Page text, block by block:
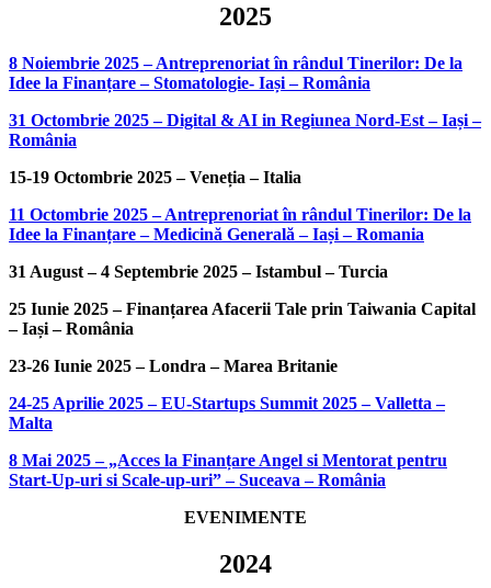
2025
8 Noiembrie 2025 – Antreprenoriat în rândul Tinerilor: De la
Idee la Finanțare – Stomatologie- Iași – România
31 Octombrie 2025 – Digital & AI in Regiunea Nord-Est – Iași –
România
15-19 Octombrie 2025 – Veneția – Italia
11 Octombrie 2025 – Antreprenoriat în rândul Tinerilor: De la
Idee la Finanțare – Medicină Generală – Iași – Romania
31 August – 4 Septembrie 2025 – Istambul – Turcia
25 Iunie 2025 – Finanțarea Afacerii Tale prin Taiwania Capital
– Iași – România
23-26 Iunie 2025 – Londra – Marea Britanie
24-25 Aprilie 2025 – EU-Startups Summit 2025 – Valletta –
Malta
8 Mai 2025 – „Acces la Finanțare Angel si Mentorat pentru
Start-Up-uri si Scale-up-uri” – Suceava – România
EVENIMENTE
2024